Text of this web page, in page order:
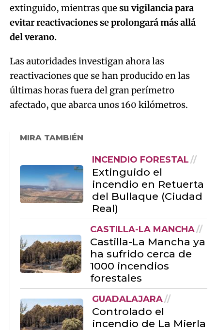
extinguido, mientras que su vigilancia para
evitar reactivaciones se prolongará más allá
del verano.
Las autoridades investigan ahora las
reactivaciones que se han producido en las
últimas horas fuera del gran perímetro
afectado, que abarca unos 160 kilómetros.
MIRA TAMBIÉN
INCENDIO FORESTAL
Extinguido el
incendio en Retuerta
del Bullaque (Ciudad
Real)
CASTILLA-LA MANCHA
Castilla-La Mancha ya
ha sufrido cerca de
1000 incendios
forestales
GUADALAJARA
Controlado el
incendio de La Mierla